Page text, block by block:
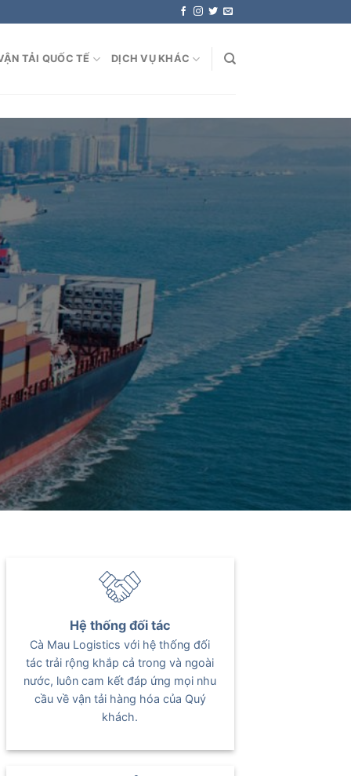
TẢI QUỐC TẾ DỊCH VỤ KHÁC
Hệ thống đối tác
Cà Mau Logistics với hệ thống đối
tác trải rộng khắp cả trong và ngoài
nước, luôn cam kết đáp ứng mọi nhu
cầu về vận tải hàng hóa của Quý
khách.